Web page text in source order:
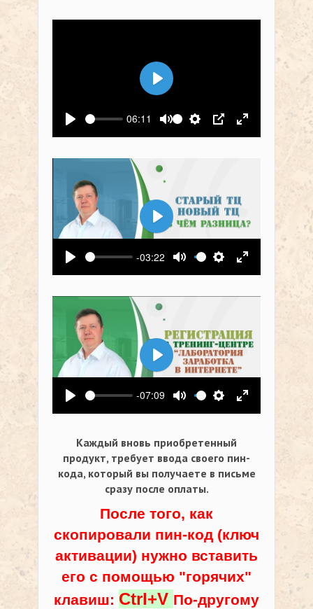
Воспроизвести
06:11
Выключить звук
Настройки
PIP На весь
Воспроизвести
Воспроизвести
-03:22
Выключить звук
Настройки
На весь
Воспроизвести
Воспроизвести
-07:09
Выключить звук
Настройки
На весь
Воспроизвести
Каждый вновь приобретенный
продукт, требует ввода своего пин-
кода, который вы получаете в письме
сразу после оплаты.
После того, как
скопировали пин-код (ключ
активации) нужно вставить
его с помощью "горячих"
клавиш: Ctrl+V По-другому